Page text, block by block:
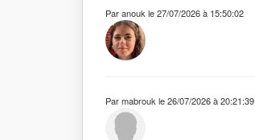
Par anouk le 27/07/2026 à 15:50:02
Par mabrouk le 26/07/2026 à 20:21:39